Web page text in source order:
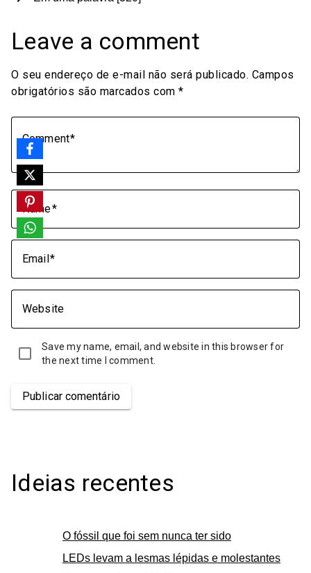
Leave a comment
O seu endereço de e-mail não será publicado. Campos
obrigatórios são marcados com *
Comment
Name
Email
Website
Save my name, email, and website in this browser for
the next time I comment.
Publicar comentário
Ideias recentes
O fóssil que foi sem nunca ter sido
LEDs levam a lesmas lépidas e molestantes